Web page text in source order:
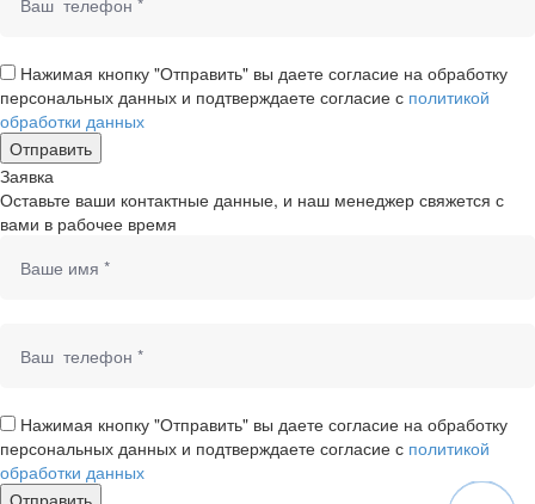
Нажимая кнопку "Отправить" вы даете согласие на обработку
персональных данных и подтверждаете согласие с политикой
обработки данных
Заявка
Оставьте ваши контактные данные, и наш менеджер свяжется с
вами в рабочее время
Нажимая кнопку "Отправить" вы даете согласие на обработку
персональных данных и подтверждаете согласие с политикой
обработки данных